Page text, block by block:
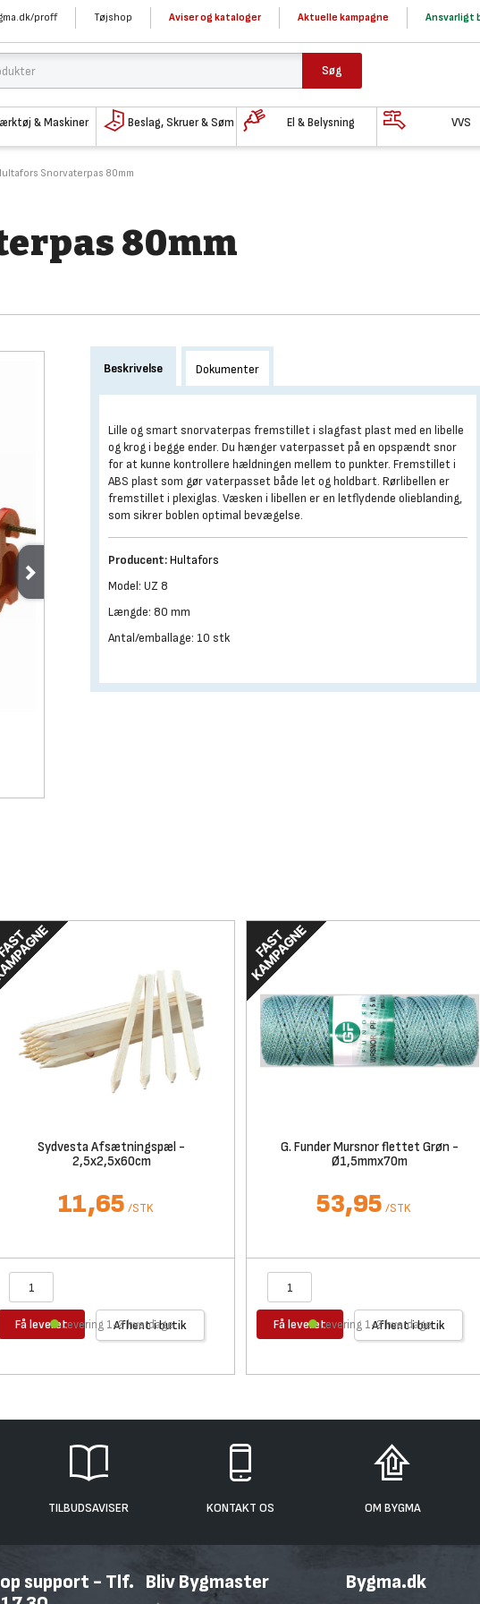
proff Tøjshop Aviser og kataloger Aktuelle kampagne Ansvarligt
Søg
& Maskiner Beslag, Skruer & Søm El & Belysning VVS
Snorvaterpas 80mm
80mm
Beskrivelse Dokumenter
Lille og smart snorvaterpas fremstillet i slagfast plast med en libelle
og krog i begge ender. Du hænger vaterpasset på en opspændt snor
for at kunne kontrollere hældningen mellem to punkter. Fremstillet i
ABS plast som gør vaterpasset både let og holdbart. Rørlibellen er
fremstillet i plexiglas. Væsken i libellen er en letflydende olieblanding,
som sikrer boblen optimal bevægelse.
Producent:Hultafors
Model: UZ 8
Længde: 80 mm
Antal/emballage: 10 stk
Sydvesta Afsætningspæl -
2,5x2,5x60cm
11,65 /STK
Få leveret Afhent i butik
Levering 1-2 hverdage
G. Funder Mursnor flettet Grøn -
Ø1,5mmx70m
53,95 /STK
Få leveret Afhent i butik
Levering 1-2 hverdage
TILBUDSAVISER KONTAKT OS OM BYGMA
support - Tlf. Bliv Bygmaster Bygma.dk